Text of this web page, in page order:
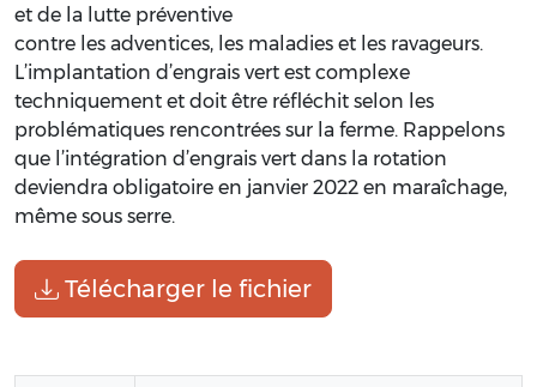
et de la lutte préventive
contre les adventices, les maladies et les ravageurs.
L’implantation d’engrais vert est complexe
techniquement et doit être réfléchit selon les
problématiques rencontrées sur la ferme. Rappelons
que l’intégration d’engrais vert dans la rotation
deviendra obligatoire en janvier 2022 en maraîchage,
même sous serre.
Télécharger le fichier